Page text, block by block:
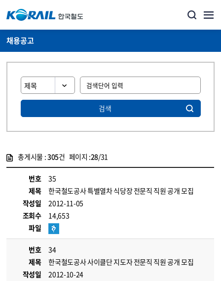
채용공고
검색
총게시물 :305건 페이지 :28/31
번호
35
제목
한국철도공사 특별열차 식당장 전문직 직원 공개 모집
작성일
2012-11-05
조회수
14,653
파일
번호
34
제목
한국철도공사 사이클단 지도자 전문직 직원 공개 모집
작성일
2012-10-24